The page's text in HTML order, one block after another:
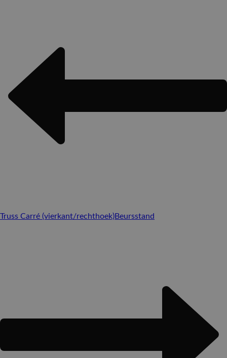
Truss Carré (vierkant/rechthoek)Beursstand